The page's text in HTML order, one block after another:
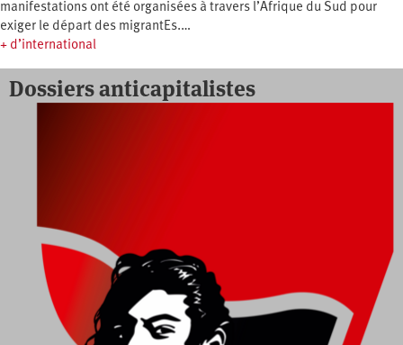
manifestations ont été organisées à travers l’Afrique du Sud pour
exiger le départ des migrantEs.…
+ d’international
Dossiers anticapitalistes